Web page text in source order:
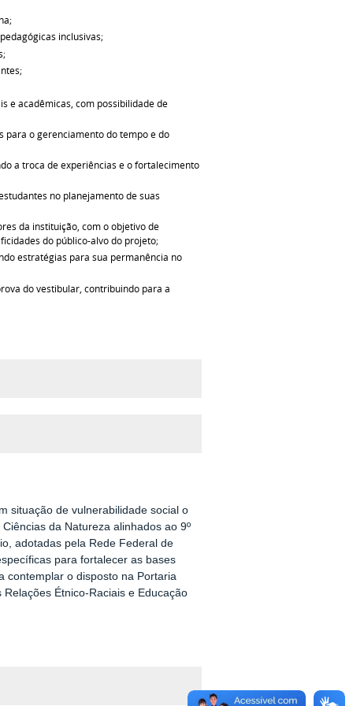
inclusivas;
e acadêmicas, com possibilidade de
para o gerenciamento do tempo e do
a troca de experiências e o fortalecimento
no planejamento de suas
da instituição, com o objetivo de
do público-alvo do projeto;
estratégias para sua permanência no
do vestibular, contribuindo para a
situação de vulnerabilidade social o
da Natureza alinhados ao 9º
adotadas pela Rede Federal de
para fortalecer as bases
contemplar o disposto na Portaria
Étnico-Raciais e Educação